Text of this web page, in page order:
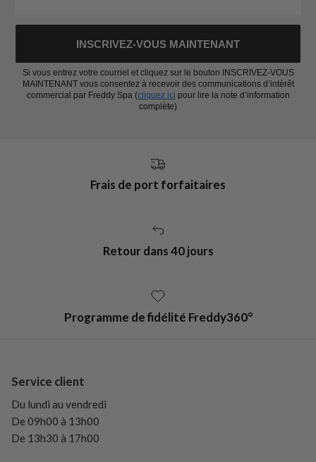
INSCRIVEZ-VOUS MAINTENANT
Si vous entrez votre courriel et cliquez sur le bouton INSCRIVEZ-VOUS
MAINTENANT vous consentez à recevoir des communications d’intérêt
commercial par Freddy Spa (cliquez ici pour lire la note d’information
complète)
Frais de port forfaitaires
Retour dans 40 jours
Programme de fidélité Freddy360°
Service client
Du lundi au vendredi
De 09h00 à 13h00
De 13h30 à 17h00